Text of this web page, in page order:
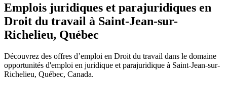
Emplois juridiques et parajuridiques en
Droit du travail à Saint-Jean-sur-
Richelieu, Québec
Découvrez des offres d’emploi en Droit du travail dans le domaine
opportunités d'emploi en juridique et parajuridique à Saint-Jean-sur-
Richelieu, Québec, Canada.